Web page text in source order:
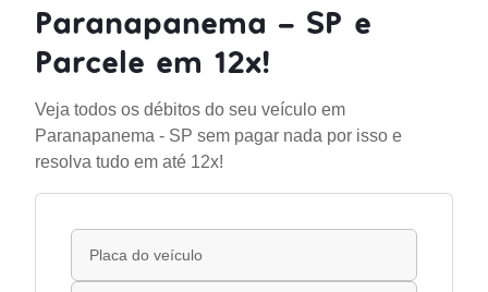
Paranapanema - SP e
Parcele em 12x!
Veja todos os débitos do seu veículo em
Paranapanema - SP sem pagar nada por isso e
resolva tudo em até 12x!